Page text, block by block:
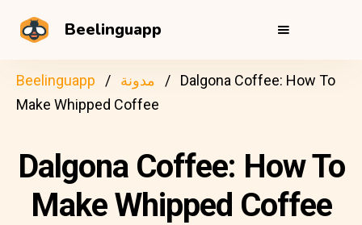
Beelinguapp
Beelinguapp مدونة
Dalgona Coffee: How To
Make Whipped Coffee
Dalgona Coffee: How To
Make Whipped Coffee